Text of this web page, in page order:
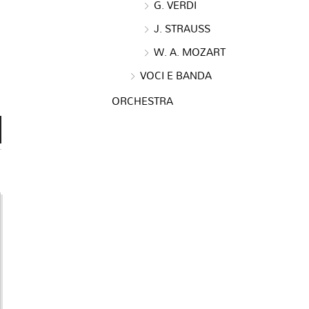
G. VERDI
J. STRAUSS
W. A. MOZART
VOCI E BANDA
ORCHESTRA